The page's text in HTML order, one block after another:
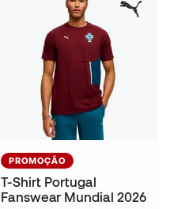
PROMOÇÃO
T-Shirt Portugal
Fanswear Mundial 2026